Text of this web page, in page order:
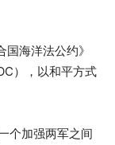
海洋法公约》
），以和平方式
个加强两军之间